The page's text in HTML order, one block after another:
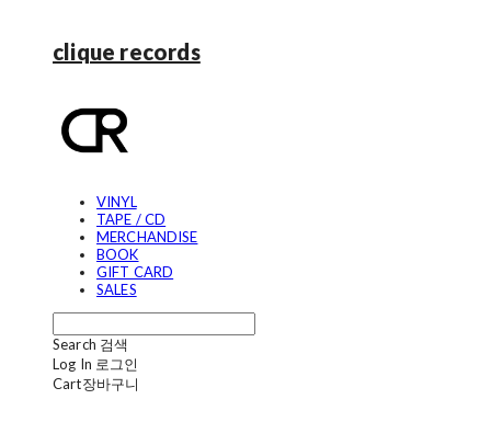
clique records
VINYL
TAPE / CD
MERCHANDISE
BOOK
GIFT CARD
SALES
Search 검색
Log In 로그인
Cart장바구니